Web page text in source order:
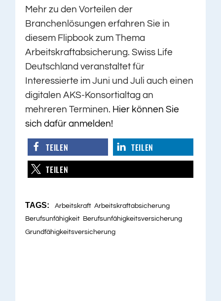
Mehr zu den Vorteilen der
Branchenlösungen erfahren Sie in
diesem Flipbook zum Thema
Arbeitskraftabsicherung. Swiss Life
Deutschland veranstaltet für
Interessierte im Juni und Juli auch einen
digitalen AKS-Konsortialtag an
mehreren Terminen. Hier können Sie
sich dafür anmelden!
TEILEN
TEILEN
TEILEN
TAGS: Arbeitskraft Arbeitskraftabsicherung
Berufsunfähigkeit Berufsunfähigkeitsversicherung
Grundfähigkeitsversicherung